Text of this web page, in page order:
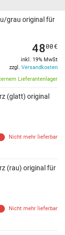
grau original für
Lieferantenlager
4800€
inkl. 19% MwSt
zzgl. Versandkosten
(glatt) original
Nicht mehr lieferbar
(rau) original für
Nicht mehr lieferbar